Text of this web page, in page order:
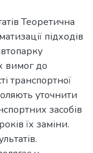
Теоретична
підходів
вимог до
транспортної
уточнити
засобів
їх заміни.